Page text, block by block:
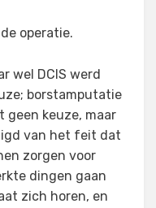
operatie.
wel DCIS werd
borstamputatie
geen keuze, maar
van het feit dat
zorgen voor
dingen gaan
zich horen, en